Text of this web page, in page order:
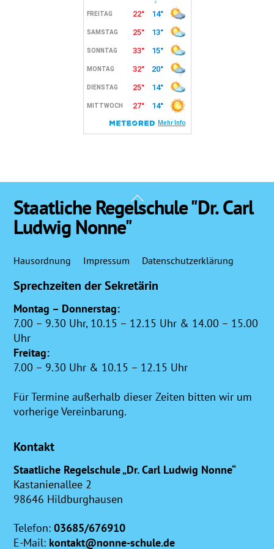
Back
To
Staatliche Regelschule "Dr. Carl
Ludwig Nonne"
Hausordnung Impressum Datenschutzerklärung
Sprechzeiten der Sekretärin
Montag – Donnerstag:
7.00 – 9.30 Uhr, 10.15 – 12.15 Uhr & 14.00 – 15.00
Uhr
Freitag:
7.00 – 9.30 Uhr & 10.15 – 12.15 Uhr
Für Termine außerhalb dieser Zeiten bitten wir um
vorherige Vereinbarung.
Kontakt
Staatliche Regelschule „Dr. Carl Ludwig Nonne“
Kastanienallee 2
98646 Hildburghausen
Telefon:03685/676910
E-Mail: kontakt@nonne-schule.de